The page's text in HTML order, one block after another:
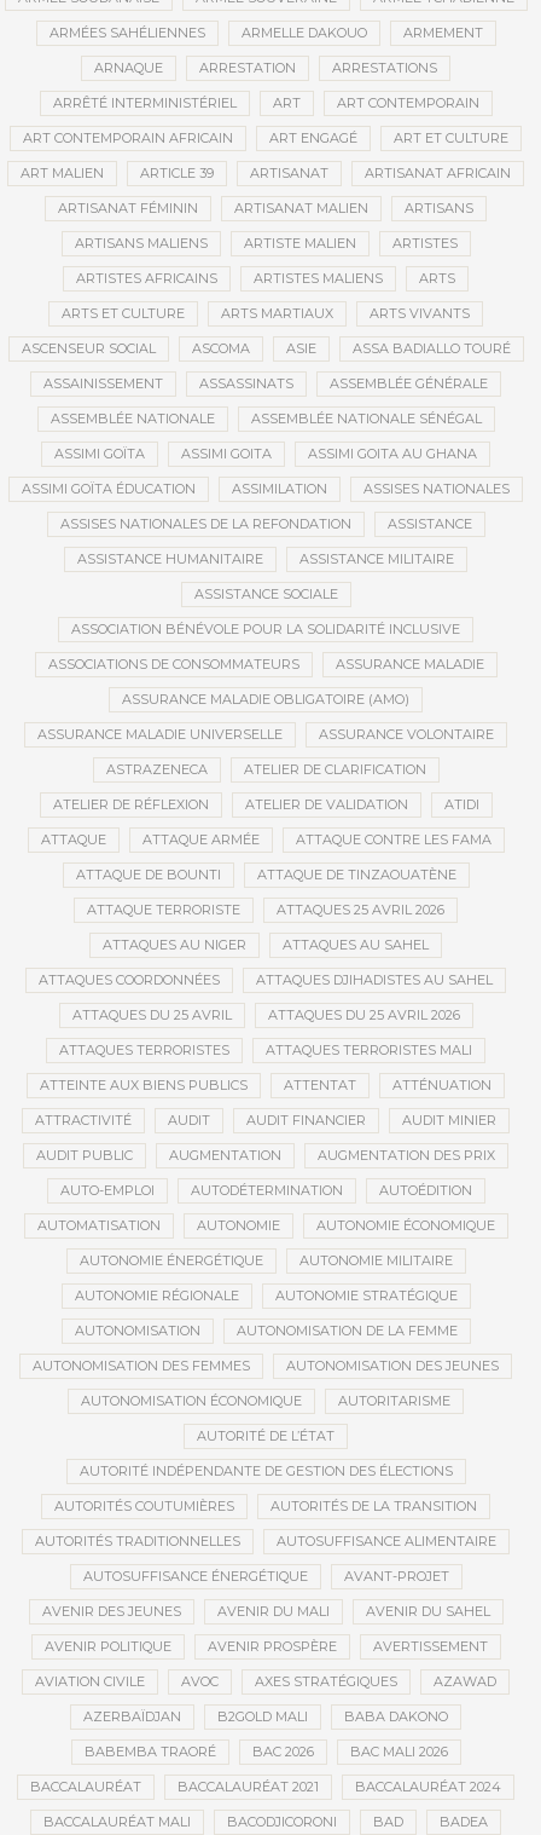
ARMÉES SAHÉLIENNES ARMELLE DAKOUO ARMEMENT
ARNAQUE ARRESTATION ARRESTATIONS
ARRÊTÉ INTERMINISTÉRIEL ART ART CONTEMPORAIN
ART CONTEMPORAIN AFRICAIN ART ENGAGÉ ART ET CULTURE
ART MALIEN ARTICLE 39 ARTISANAT ARTISANAT AFRICAIN
ARTISANAT FÉMININ ARTISANAT MALIEN ARTISANS
ARTISANS MALIENS ARTISTE MALIEN ARTISTES
ARTISTES AFRICAINS ARTISTES MALIENS ARTS
ARTS ET CULTURE ARTS MARTIAUX ARTS VIVANTS
ASCENSEUR SOCIAL ASCOMA ASIE ASSA BADIALLO TOURÉ
ASSAINISSEMENT ASSASSINATS ASSEMBLÉE GÉNÉRALE
ASSEMBLÉE NATIONALE ASSEMBLÉE NATIONALE SÉNÉGAL
ASSIMI GOÏTA ASSIMI GOITA ASSIMI GOITA AU GHANA
ASSIMI GOÏTA ÉDUCATION ASSIMILATION ASSISES NATIONALES
ASSISES NATIONALES DE LA REFONDATION ASSISTANCE
ASSISTANCE HUMANITAIRE ASSISTANCE MILITAIRE
ASSISTANCE SOCIALE
ASSOCIATION BÉNÉVOLE POUR LA SOLIDARITÉ INCLUSIVE
ASSOCIATIONS DE CONSOMMATEURS ASSURANCE MALADIE
ASSURANCE MALADIE OBLIGATOIRE (AMO)
ASSURANCE MALADIE UNIVERSELLE ASSURANCE VOLONTAIRE
ASTRAZENECA ATELIER DE CLARIFICATION
ATELIER DE RÉFLEXION ATELIER DE VALIDATION ATIDI
ATTAQUE ATTAQUE ARMÉE ATTAQUE CONTRE LES FAMA
ATTAQUE DE BOUNTI ATTAQUE DE TINZAOUATÈNE
ATTAQUE TERRORISTE ATTAQUES 25 AVRIL 2026
ATTAQUES AU NIGER ATTAQUES AU SAHEL
ATTAQUES COORDONNÉES ATTAQUES DJIHADISTES AU SAHEL
ATTAQUES DU 25 AVRIL ATTAQUES DU 25 AVRIL 2026
ATTAQUES TERRORISTES ATTAQUES TERRORISTES MALI
ATTEINTE AUX BIENS PUBLICS ATTENTAT ATTÉNUATION
ATTRACTIVITÉ AUDIT AUDIT FINANCIER AUDIT MINIER
AUDIT PUBLIC AUGMENTATION AUGMENTATION DES PRIX
AUTO-EMPLOI AUTODÉTERMINATION AUTOÉDITION
AUTOMATISATION AUTONOMIE AUTONOMIE ÉCONOMIQUE
AUTONOMIE ÉNERGÉTIQUE AUTONOMIE MILITAIRE
AUTONOMIE RÉGIONALE AUTONOMIE STRATÉGIQUE
AUTONOMISATION AUTONOMISATION DE LA FEMME
AUTONOMISATION DES FEMMES AUTONOMISATION DES JEUNES
AUTONOMISATION ÉCONOMIQUE AUTORITARISME
AUTORITÉ DE L’ÉTAT
AUTORITÉ INDÉPENDANTE DE GESTION DES ÉLECTIONS
AUTORITÉS COUTUMIÈRES AUTORITÉS DE LA TRANSITION
AUTORITÉS TRADITIONNELLES AUTOSUFFISANCE ALIMENTAIRE
AUTOSUFFISANCE ÉNERGÉTIQUE AVANT-PROJET
AVENIR DES JEUNES AVENIR DU MALI AVENIR DU SAHEL
AVENIR POLITIQUE AVENIR PROSPÈRE AVERTISSEMENT
AVIATION CIVILE AVOC AXES STRATÉGIQUES AZAWAD
AZERBAÏDJAN B2GOLD MALI BABA DAKONO
BABEMBA TRAORÉ BAC 2026 BAC MALI 2026
BACCALAURÉAT BACCALAURÉAT 2021 BACCALAURÉAT 2024
BACCALAURÉAT MALI BACODJICORONI BAD BADEA